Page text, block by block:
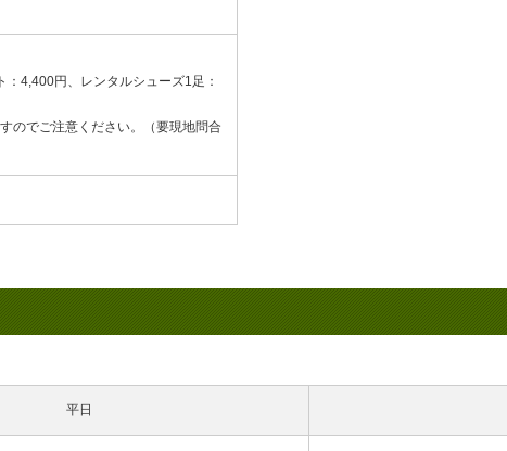
：4,400円、レンタルシューズ1足：
のでご注意ください。（要現地問合
平日